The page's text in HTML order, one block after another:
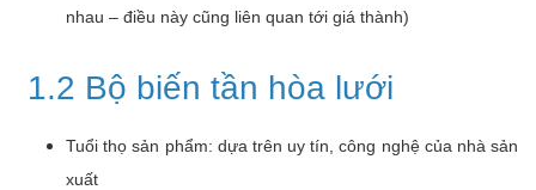
nhau – điều này cũng liên quan tới giá thành)
1.2 Bộ biến tần hòa lưới
Tuổi thọ sản phẩm: dựa trên uy tín, công nghệ của nhà sản
xuất